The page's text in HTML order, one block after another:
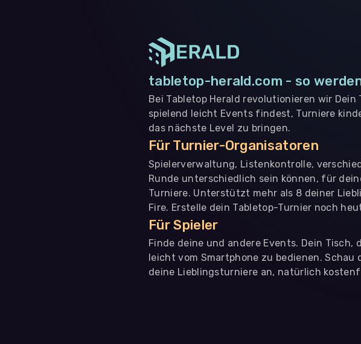
tabletop-herald.com - so
Bei Tabletop Herald revolutionieren wir
spielend leicht Events findest, Turniere
das nächste Level zu bringen.
Für Turnier-Organisatoren
Spielerverwaltung, Listenkontrolle,
Runde unterschiedlich sein können, für
Turniere. Unterstützt mehr als 8 deiner
Fire. Erstelle dein Tabletop-Turnier noch
Für Spieler
Finde deine und andere Events. Dein
leicht vom Smartphone zu bedienen.
deine Lieblingsturniere an, natürlich